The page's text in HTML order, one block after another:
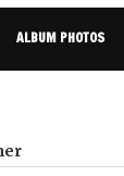
ALBUM PHOTOS